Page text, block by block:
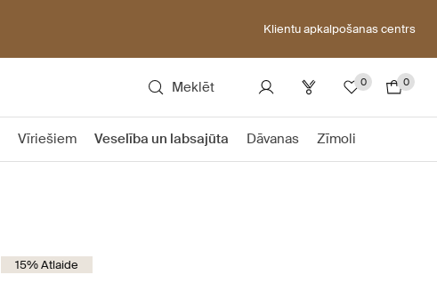
Klientu apkalpošanas centrs
Meklēt 0 0
Vīriešiem Veselība un labsajūta Dāvanas Zīmoli
15% Atlaide